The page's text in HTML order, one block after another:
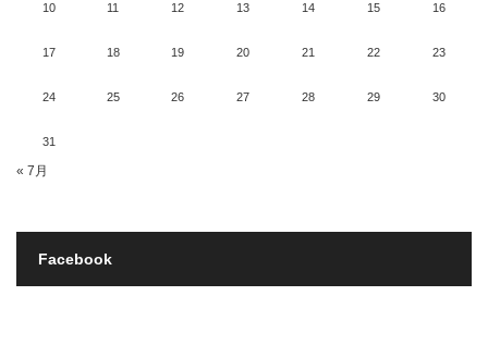
10 11 12 13 14 15 16
17 18 19 20 21 22 23
24 25 26 27 28 29 30
31
« 7月
Facebook